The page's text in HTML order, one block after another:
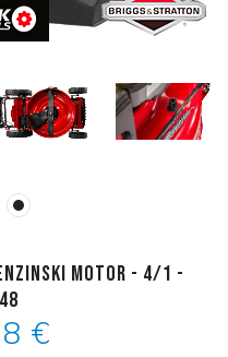
motor - 4/1 -
€